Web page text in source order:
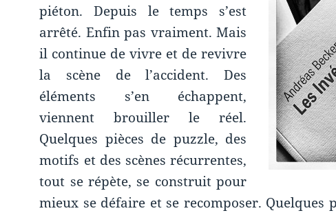
piéton. Depuis le temps s’est
arrêté. Enfin pas vraiment. Mais
il continue de vivre et de revivre
la scène de l’accident. Des
éléments s’en échappent,
viennent brouiller le réel.
Quelques pièces de puzzle, des
motifs et des scènes récurrentes,
tout se répète, se construit pour
mieux se défaire et se recomposer. Quelques